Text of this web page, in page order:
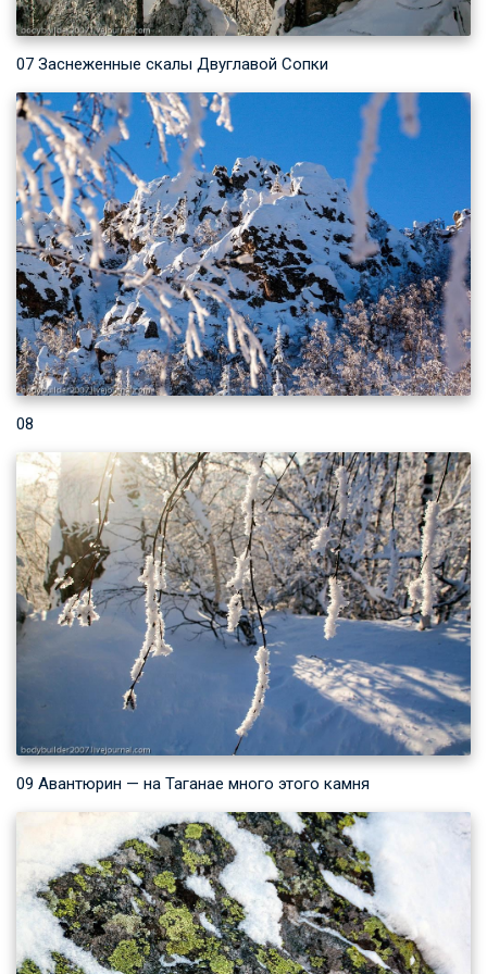
07 Заснеженные скалы Двуглавой Сопки
08
09 Авантюрин — на Таганае много этого камня